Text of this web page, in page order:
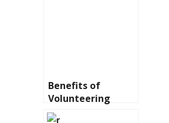
Benefits of
Volunteering